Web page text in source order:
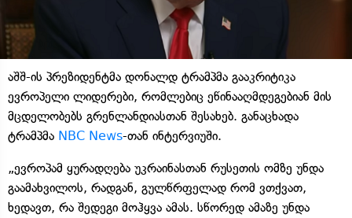
აშშ-ის პრეზიდენტმა დონალდ ტრამპმა გააკრიტიკა
ევროპელი ლიდერები, რომლებიც ეწინააღმდეგებიან მის
მცდელობებს გრენლანდიასთან შესახებ. განაცხადა
ტრამპმა NBC News-თან ინტერვიუში.
„ევროპამ ყურადღება უკრაინასთან რუსეთის ომზე უნდა
გაამახვილოს, რადგან, გულწრფელად რომ ვთქვათ,
ხედავთ, რა შედეგი მოჰყვა ამას. სწორედ ამაზე უნდა